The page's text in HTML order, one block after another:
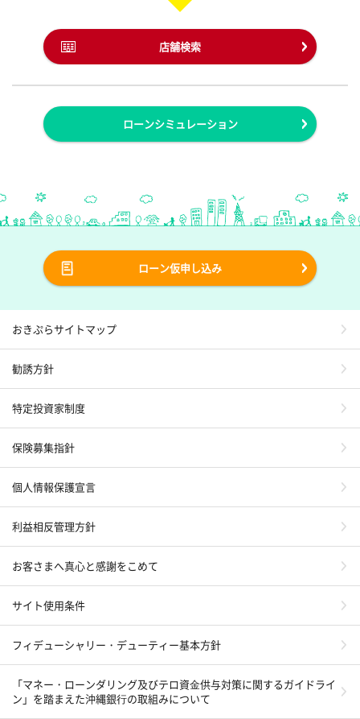
店舗検索
ローンシミュレーション
ローン仮申し込み
おきぷらサイトマップ
勧誘方針
特定投資家制度
保険募集指針
個人情報保護宣言
利益相反管理方針
お客さまへ真心と感謝をこめて
サイト使用条件
フィデューシャリー・デューティー基本方針
「マネー・ローンダリング及びテロ資⾦供与対策に関するガイドライ
ン」を踏まえた沖縄銀⾏の取組みについて